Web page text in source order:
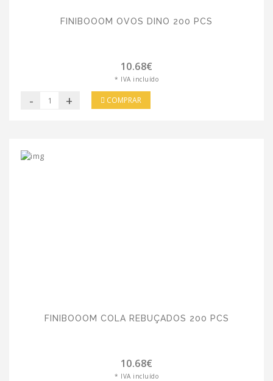
FINIBOOOM OVOS DINO 200 PCS
10.68€
* IVA incluído
- + COMPRAR
FINIBOOOM COLA REBUÇADOS 200 PCS
10.68€
* IVA incluído